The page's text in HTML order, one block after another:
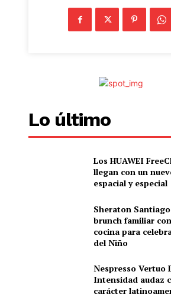
Lo último
Los HUAWEI
llegan con un
espacial y especial
Sheraton
brunch familiar
cocina para
del Niño
Nespresso Vertuo
Intensidad audaz
carácter